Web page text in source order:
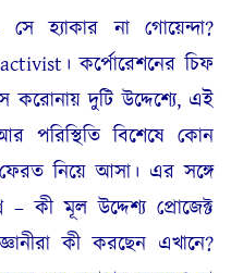
না গোয়েন্দা?
কর্পোরেশনের চিফ
করোনায় দুটি উদ্দেশ্যে, এই
পরিস্থিতি বিশেষে কোন
নিয়ে আসা। এর সঙ্গে
– কী মূল উদ্দেশ্য প্রোজেক্ট
কী করছেন এখানে?